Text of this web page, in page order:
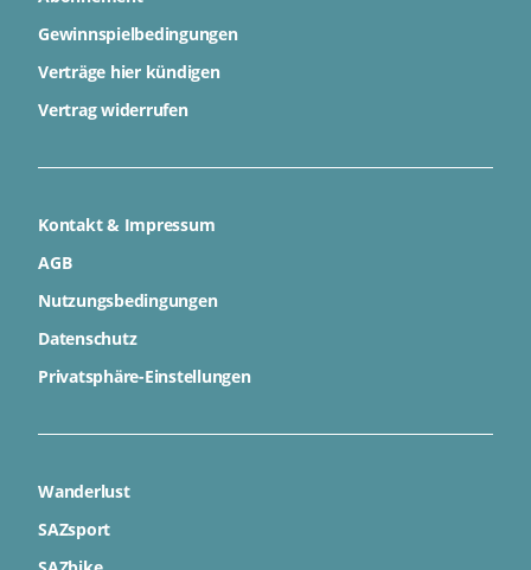
Gewinnspielbedingungen
Verträge hier kündigen
Vertrag widerrufen
Kontakt & Impressum
AGB
Nutzungsbedingungen
Datenschutz
Privatsphäre-Einstellungen
Wanderlust
SAZsport